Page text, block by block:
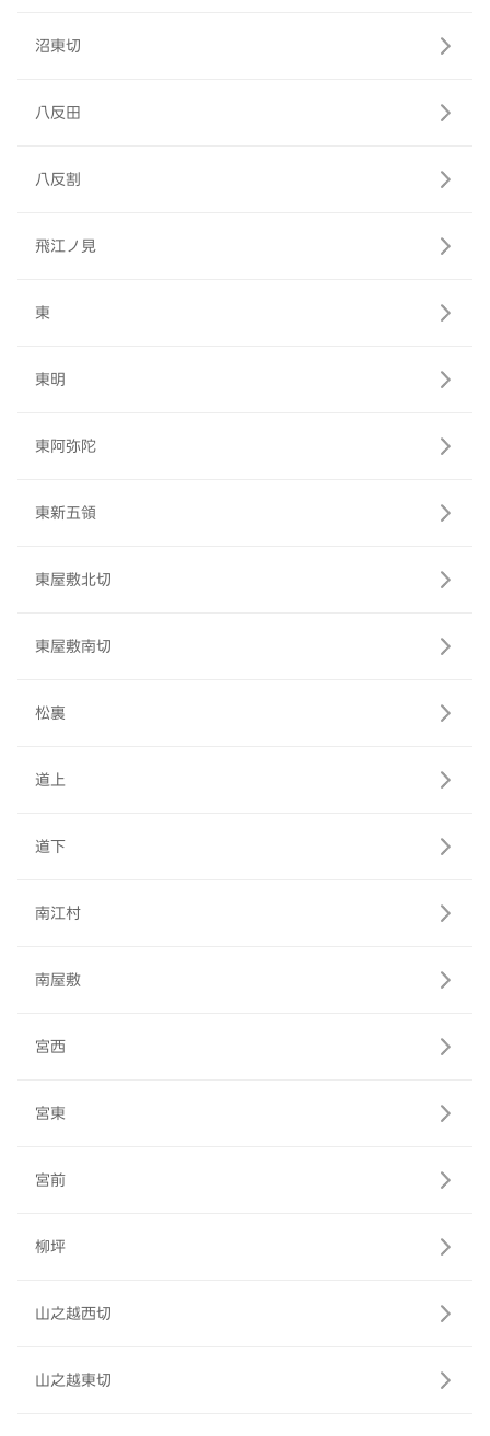
沼東切
八反田
八反割
飛江ノ見
東
東明
東阿弥陀
東新五領
東屋敷北切
東屋敷南切
松裏
道上
道下
南江村
南屋敷
宮西
宮東
宮前
柳坪
山之越西切
山之越東切